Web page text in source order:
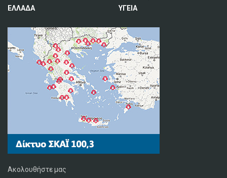
ΕΛΛΑΔΑ
ΥΓΕΙΑ
Ακολουθήστε μας